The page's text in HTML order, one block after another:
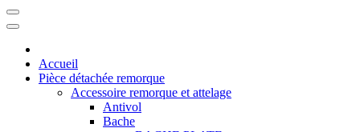
Accueil
Pièce détachée remorque
Accessoire remorque et attelage
Antivol
Bache